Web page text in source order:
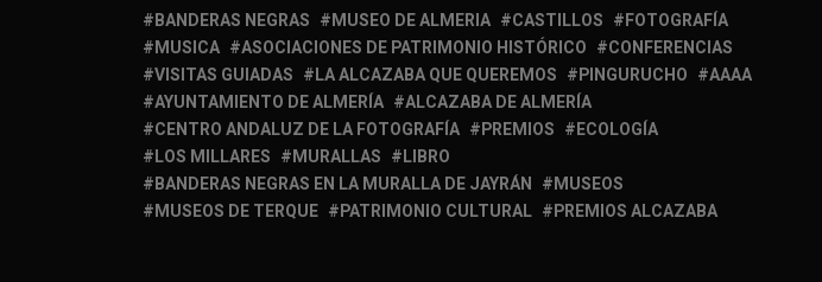
BANDERAS NEGRAS
MUSEO DE ALMERIA CASTILLOS
FOTOGRAFÍA
MUSICA
ASOCIACIONES DE PATRIMONIO HISTÓRICO
CONFERENCIAS
VISITAS GUIADAS
LA ALCAZABA QUE QUEREMOS PINGURUCHO
AAAA
AYUNTAMIENTO DE ALMERÍA
ALCAZABA DE ALMERÍA
CENTRO ANDALUZ DE LA FOTOGRAFÍA
PREMIOS
ECOLOGÍA
LOS MILLARES
MURALLAS
LIBRO
BANDERAS NEGRAS EN LA MURALLA DE JAYRÁN
MUSEOS
MUSEOS DE TERQUE
PATRIMONIO CULTURAL PREMIOS ALCAZABA